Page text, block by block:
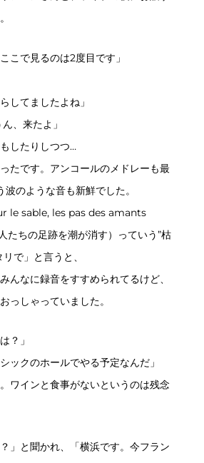
こで見るのは2度目です」
してましたよね」
、来たよ」
したりしつつ…
たです。アンコールのメドレーも最
のような音も新鮮でした。
le sable, les pas des amants
たちの足跡を潮が消す）っていう”枯
で」と言うと、
んなに録音をすすめられてるけど、
っしゃっていました。
？」
ックのホールでやる予定なんだ」
ワインと食事がないというのは残念
」と聞かれ、「横浜です。今フラン